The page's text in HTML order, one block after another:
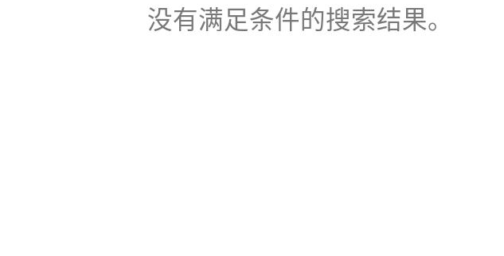
没有满足条件的搜索结果。